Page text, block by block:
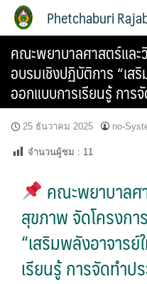
Phetchaburi
คณะพยาบาลศาสตร์และ
อบรมเชิงปฏิบัติการ “เส
ออกแบบการเรียนรู้ การ
25 ธันวาคม 2025 no-
จำนวนผู้ชม : 11
คณะพยาบาลศ
สุขภาพ จัดโครงก
“เสริมพลังอาจาร
เรียนรู้ การจัดทำป